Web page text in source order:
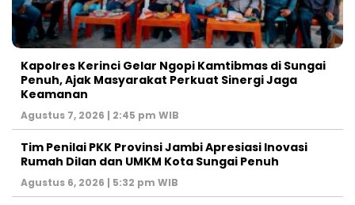
Kapolres Kerinci Gelar Ngopi Kamtibmas di Sungai
Penuh, Ajak Masyarakat Perkuat Sinergi Jaga
Keamanan
Agustus 7, 2026 | 2:45 pm WIB
Tim Penilai PKK Provinsi Jambi Apresiasi Inovasi
Rumah Dilan dan UMKM Kota Sungai Penuh
Agustus 6, 2026 | 5:32 pm WIB